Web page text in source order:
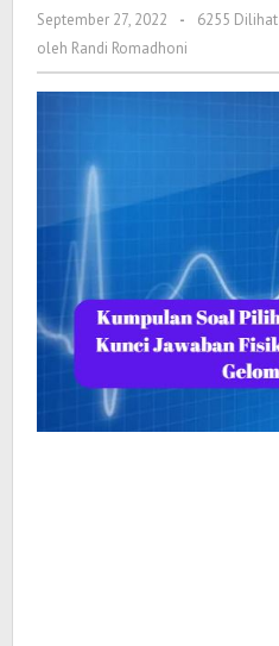
Fisika
XI
September 27, 2022
oleh
Randi
-
6255 Dilihat
oleh Randi Romadhoni